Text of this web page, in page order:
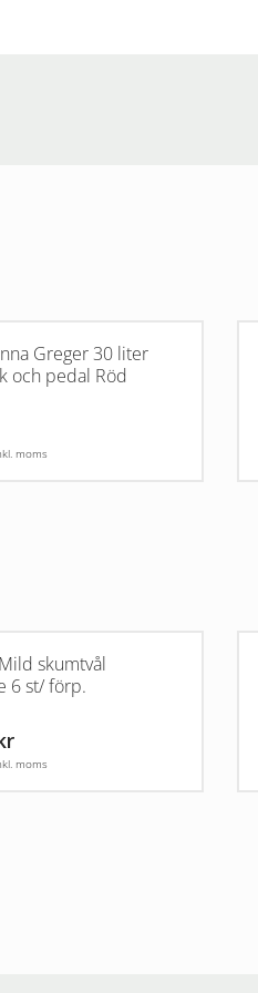
Greger 30 liter
och pedal Röd
moms
skumtvål
6 st/ förp.
moms